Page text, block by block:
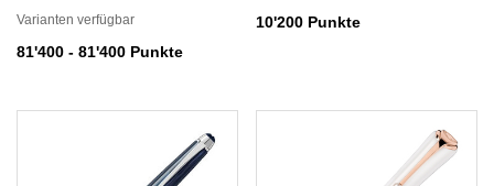
Varianten verfügbar
81'400 - 81'400 Punkte
10'200 Punkte